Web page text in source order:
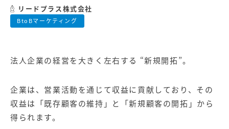
マーケティングコンサルティング
Leadplus One
ボード
マーケティングサービスの製品
【店舗型ビジネス向け】エリ
ア
【金融機関向け】マーケティ
BtoBマーケティング
リードプラス株式会社
法人企業の経営を大きく左右する “新規開拓”。
企業は、営業活動を通じて収益に貢献しており、その
収益は「既存顧客の維持」と「新規顧客の開拓」から
得られます。